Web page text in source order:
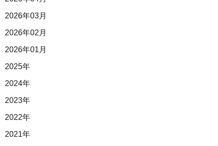
2026年03月
2026年02月
2026年01月
2025年
2024年
2023年
2022年
2021年